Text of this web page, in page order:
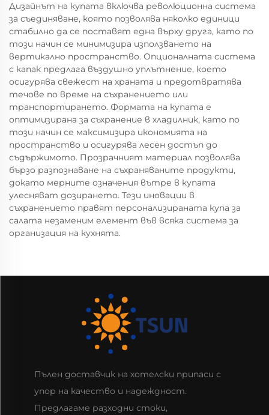
Дизайнът на купата включва революционна система
за съединяване, която позволява няколко единици
стабилно да се поставят една върху друга, като по
този начин се минимизира използването на
вертикално пространство. Опционалната система
с капак предлага въздушно уплътнение, което
осигурява свежест на храната и предотвратява
течове по време на съхранението или
транспортирането. Формата на купата е
оптимизирана за съхранение в хладилник, като по
този начин се максимизира икономията на
пространство и осигурява лесен достъп до
съдържимото. Прозрачният материал позволява
бързо разпознаване на съхраняваните продукти,
докато мерните означения вътре в купата
улесняват дозирането. Тези иновации в
съхранението правят персонализираната купа за
салата незаменим елемент във всяка система за
организация на кухнята.
Пълен доставчик на хотелски припаси с
упор на качество и надеждност.
Предлагаме разходни стоки,